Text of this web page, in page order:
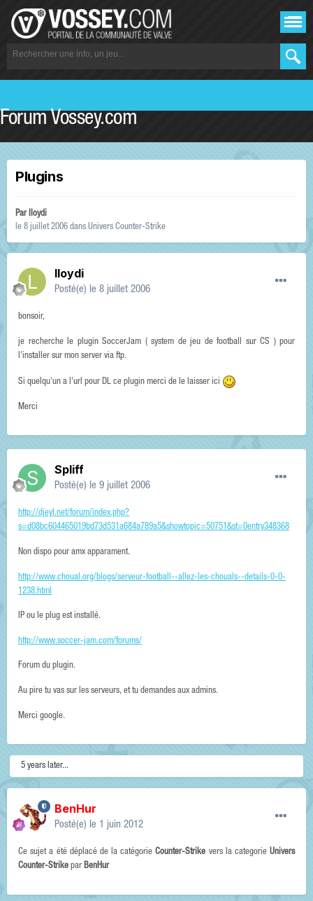
Forum Vossey.com
Plugins
Parlloydi
le 8 juillet 2006 dans Univers Counter-Strike
lloydi
Posté(e) le 8 juillet 2006
bonsoir,
je recherche le plugin SoccerJam ( system de jeu de football sur CS ) pour
l'installer sur mon server via ftp.
Si quelqu'un a l'url pour DL ce plugin merci de le laisser ici
Merci
Spliff
Posté(e) le 9 juillet 2006
http://djeyl.net/forum/index.php?
s=d08bc604465019bd73d531a684a789a5&showtopic=50751&st=0entry348368
Non dispo pour amx apparament.
http://www.choual.org/blogs/serveur-football--allez-les-chouals--details-0-0-
1238.html
IP ou le plug est installé.
http://www.soccer-jam.com/forums/
Forum du plugin.
Au pire tu vas sur les serveurs, et tu demandes aux admins.
Merci google.
5 years later...
BenHur
Posté(e) le 1 juin 2012
Ce sujet a été déplacé de la catégorieCounter-Strike vers la categorieUnivers
Counter-Strike par BenHur